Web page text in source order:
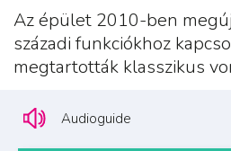
Az épület 2010-ben
századi funkciókhoz
megtartották klasszikus
Audioguide